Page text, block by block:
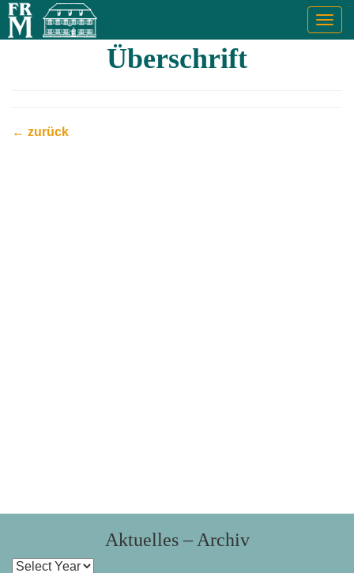
Überschrift
← zurück
Aktuelles – Archiv